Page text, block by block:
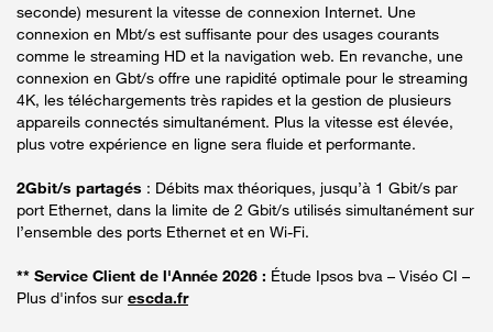
seconde) mesurent la vitesse de connexion Internet. Une
connexion en Mbt/s est suffisante pour des usages courants
comme le streaming HD et la navigation web. En revanche, une
connexion en Gbt/s offre une rapidité optimale pour le streaming
4K, les téléchargements très rapides et la gestion de plusieurs
appareils connectés simultanément. Plus la vitesse est élevée,
plus votre expérience en ligne sera fluide et performante.
2Gbit/s partagés : Débits max théoriques, jusqu’à 1 Gbit/s par
port Ethernet, dans la limite de 2 Gbit/s utilisés simultanément sur
l’ensemble des ports Ethernet et en Wi-Fi.
** Service Client de l'Année 2026 : Étude Ipsos bva – Viséo CI –
Plus d'infos sur escda.fr